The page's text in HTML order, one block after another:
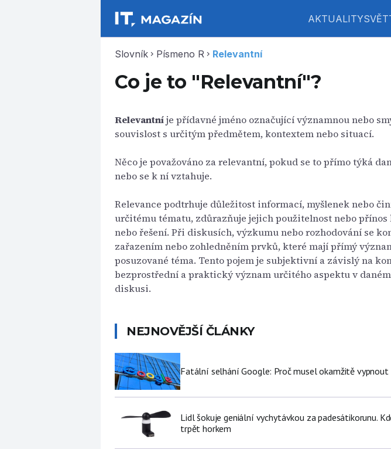
AKTUALITYSVĚT
Slovník chevron_right Písmeno R chevron_right Relevantní
Co je to "Relevantní"?
Relevantníje přídavné jméno označující významnou nebo
souvislost s určitým předmětem, kontextem nebo situací.
Něco je považováno za relevantní, pokud se to přímo týká
nebo se k ní vztahuje.
Relevance podtrhuje důležitost informací, myšlenek nebo
určitému tématu, zdůrazňuje jejich použitelnost nebo přínos
nebo řešení. Při diskusích, výzkumu nebo rozhodování se
zařazením nebo zohledněním prvků, které mají přímý
posuzované téma. Tento pojem je subjektivní a závislý na
bezprostřední a praktický význam určitého aspektu v
diskusi.
NEJNOVĚJŠÍ ČLÁNKY
Fatální selhání Google: Proč musel okamžitě
Lidl šokuje geniální vychytávkou za padesátikorunu.
trpět horkem